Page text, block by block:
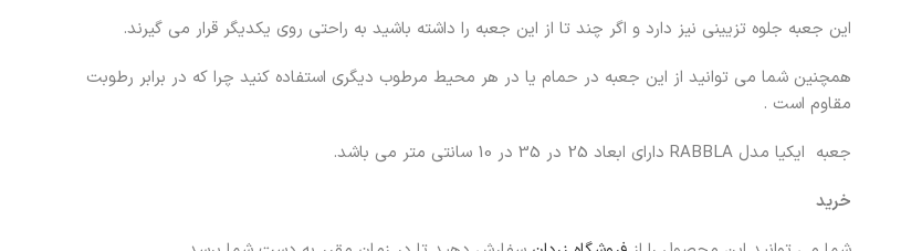
این جعبه جلوه تزیینی نیز دارد و اگر چند تا از این جعبه را داشته باشید به راحتی روی یکدیگر قرار می گیرند.
همچنین شما می توانید از این جعبه در حمام یا در هر محیط مرطوب دیگری استفاده کنید چرا که در برابر رطوبت
مقاوم است .
جعبه ایکیا مدل RABBLA دارای ابعاد 25 در 35 در 10 سانتی متر می باشد.
خرید